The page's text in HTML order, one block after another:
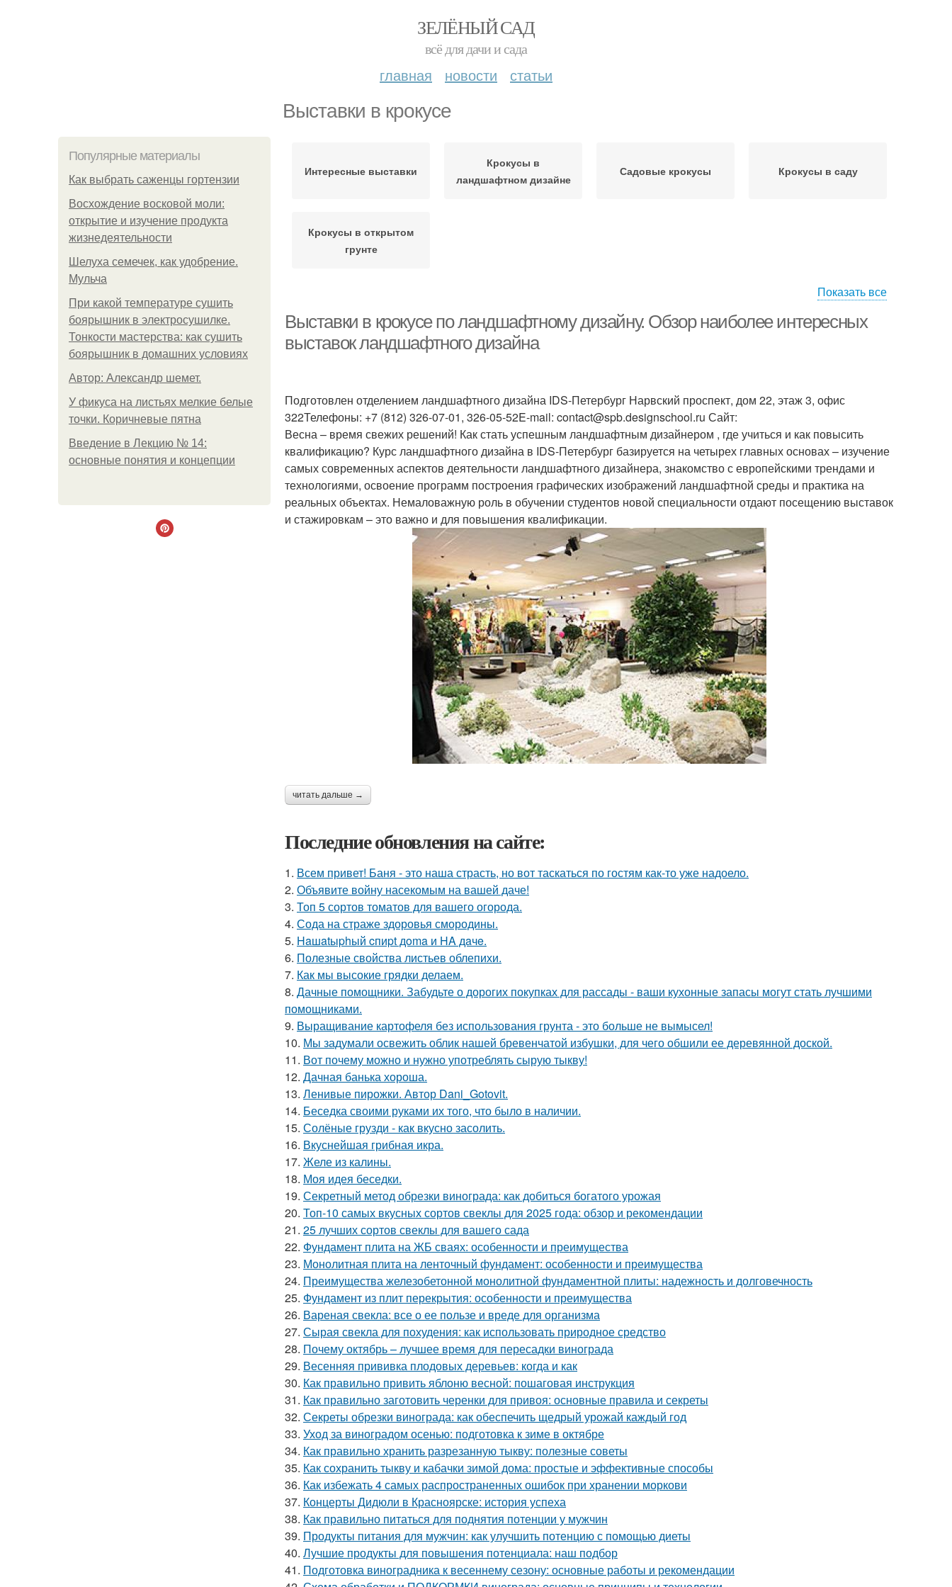
ЗЕЛЁНЫЙ САД
всё для дачи и сада
главная новости статьи
Выставки в крокусе
Популярные материалы
Как выбрать саженцы гортензии
Восхождение восковой моли:
открытие и изучение продукта
жизнедеятельности
Шелуха семечек, как удобрение.
Мульча
При какой температуре сушить
боярышник в электросушилке.
Тонкости мастерства: как сушить
боярышник в домашних условиях
Автор: Александр шемет.
У фикуса на листьях мелкие белые
точки. Коричневые пятна
Введение в Лекцию № 14:
основные понятия и концепции
Интересные выставки
Крокусы в
ландшафтном дизайне
Садовые крокусы Крокусы в саду
Крокусы в открытом
грунте
Показать все
Выставки в крокусе по ландшафтному дизайну. Обзор наиболее интересных
выставок ландшафтного дизайна
Подготовлен отделением ландшафтного дизайна IDS-Петербург Нарвский проспект, дом 22, этаж 3, офис
322Телефоны: +7 (812) 326-07-01, 326-05-52E-mail: contact@spb.designschool.ru Сайт:
Весна – время свежих решений! Как стать успешным ландшафтным дизайнером , где учиться и как повысить
квалификацию? Курс ландшафтного дизайна в IDS-Петербург базируется на четырех главных основах – изучение
самых современных аспектов деятельности ландшафтного дизайнера, знакомство с европейскими трендами и
технологиями, освоение программ построения графических изображений ландшафтной среды и практика на
реальных объектах. Немаловажную роль в обучении студентов новой специальности отдают посещению выставок
и стажировкам – это важно и для повышения квалификации.
читать дальше →
Последние обновления на сайте:
1. Всем привет! Баня - это наша страсть, но вот таскаться по гостям как-то уже надоело.
2. Объявите войну насекомым на вашей даче!
3. Топ 5 сортов томатов для вашего огорода.
4. Сода на страже здоровья смородины.
5. Haшatыphый cпиpt дoma и HA дaчe.
6. Полезные свойства листьев облепихи.
7. Как мы высокие грядки делаем.
8. Дачные помощники. Забудьте о дорогих покупках для рассады - ваши кухонные запасы могут стать лучшими
помощниками.
9. Выращивание картофеля без использования грунта - это больше не вымысел!
10. Мы задумали освежить облик нашей бревенчатой избушки, для чего обшили ее деревянной доской.
11. Вот почему можно и нужно употреблять сырую тыкву!
12. Дачная банька хороша.
13. Ленивые пирожки. Автор Dani_Gotovit.
14. Беседка своими руками их того, что было в наличии.
15. Солёные грузди - как вкусно засолить.
16. Вкуснейшая грибная икра.
17. Желе из калины.
18. Моя идея беседки.
19. Секретный метод обрезки винограда: как добиться богатого урожая
20. Топ-10 самых вкусных сортов свеклы для 2025 года: обзор и рекомендации
21. 25 лучших сортов свеклы для вашего сада
22. Фундамент плита на ЖБ сваях: особенности и преимущества
23. Монолитная плита на ленточный фундамент: особенности и преимущества
24. Преимущества железобетонной монолитной фундаментной плиты: надежность и долговечность
25. Фундамент из плит перекрытия: особенности и преимущества
26. Вареная свекла: все о ее пользе и вреде для организма
27. Сырая свекла для похудения: как использовать природное средство
28. Почему октябрь – лучшее время для пересадки винограда
29. Весенняя прививка плодовых деревьев: когда и как
30. Как правильно привить яблоню весной: пошаговая инструкция
31. Как правильно заготовить черенки для привоя: основные правила и секреты
32. Секреты обрезки винограда: как обеспечить щедрый урожай каждый год
33. Уход за виноградом осенью: подготовка к зиме в октябре
34. Как правильно хранить разрезанную тыкву: полезные советы
35. Как сохранить тыкву и кабачки зимой дома: простые и эффективные способы
36. Как избежать 4 самых распространенных ошибок при хранении моркови
37. Концерты Дидюли в Красноярске: история успеха
38. Как правильно питаться для поднятия потенции у мужчин
39. Продукты питания для мужчин: как улучшить потенцию с помощью диеты
40. Лучшие продукты для повышения потенциала: наш подбор
41. Подготовка виноградника к весеннему сезону: основные работы и рекомендации